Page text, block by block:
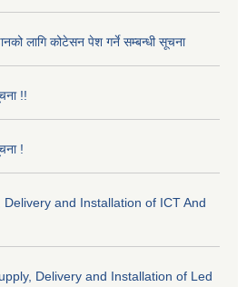
लागि कोटेसन पेश गर्ने सम्बन्धी सूचना
!!
!
Delivery and Installation of ICT And
Delivery and Installation of Led